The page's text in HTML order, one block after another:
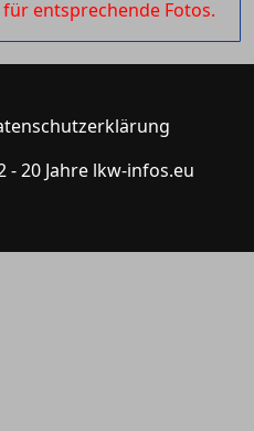
entsprechende Fotos.
- 20 Jahre lkw-infos.eu